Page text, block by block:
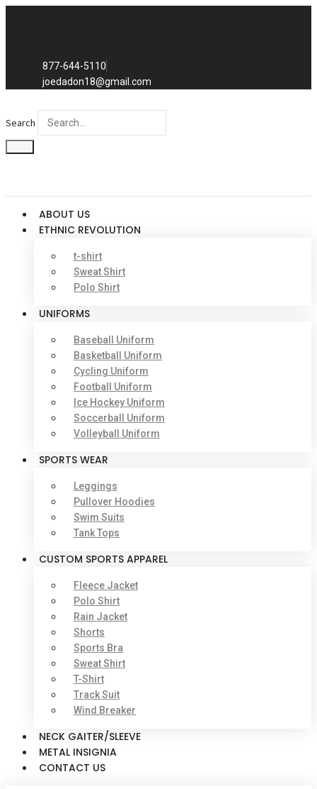
877-644-5110
joedadon18@gmail.com
Search
ABOUT US
ETHNIC REVOLUTION
t-shirt
Sweat Shirt
Polo Shirt
UNIFORMS
Baseball Uniform
Basketball Uniform
Cycling Uniform
Football Uniform
Ice Hockey Uniform
Soccerball Uniform
Volleyball Uniform
SPORTS WEAR
Leggings
Pullover Hoodies
Swim Suits
Tank Tops
CUSTOM SPORTS APPAREL
Fleece Jacket
Polo Shirt
Rain Jacket
Shorts
Sports Bra
Sweat Shirt
T-Shirt
Track Suit
Wind Breaker
NECK GAITER/SLEEVE
METAL INSIGNIA
CONTACT US